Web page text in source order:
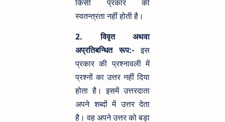
किसी प्रकार की
स्वतन्त्रता नहीं होती है।
2. विवृत अथवा
अप्रतिबन्धित रूप:- इस
प्रकार की प्रश्नावली में
प्रश्नों का उत्तर नहीं दिया
होता है। इसमें उत्तरदाता
अपने शब्दों में उत्तर देता
है। वह अपने उत्तर को बड़ा